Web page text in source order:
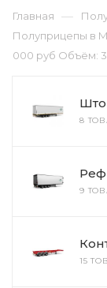
Главная —
Полуприцепы в
000 руб Объём:
8
9
15